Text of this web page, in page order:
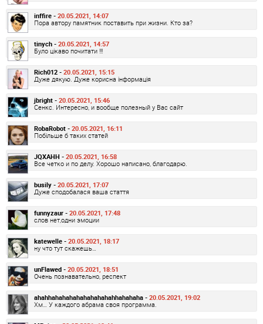
inffire - 20.05.2021, 14:07
Пора автору памятник поставить при жизни. Кто за?
tinych - 20.05.2021, 14:57
Було цікаво почитати !!!
Rich012 - 20.05.2021, 15:15
Дуже дякую. Дуже корисна інформація
jbright - 20.05.2021, 15:46
Сенкс. Интересно, и вообще полезный у Вас сайт
RobaRobot - 20.05.2021, 16:11
Побільше б таких статей
JQXAHH - 20.05.2021, 16:58
Все четко и по делу. Хорошо написано, благодарю.
busily - 20.05.2021, 17:07
Дуже сподобалася ваша стаття
funnyzaur - 20.05.2021, 17:48
слов нет,одни эмоции
katewelle - 20.05.2021, 18:17
ну что тут скажешь…
unFlawed - 20.05.2021, 18:51
Очень познавательно, респект
ahahhahahahahahahahahahhahahaha - 20.05.2021, 19:02
Хм… У каждого абрама своя программа.